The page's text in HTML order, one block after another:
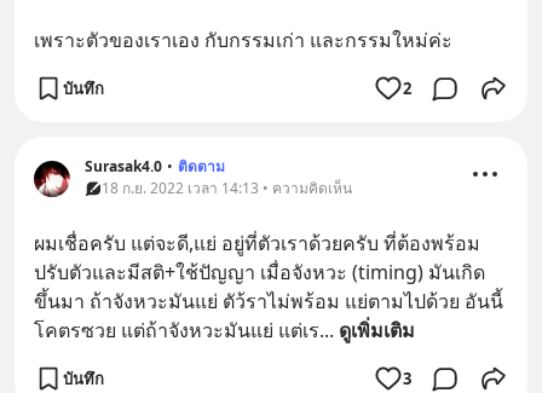
เพราะตัวของเราเอง กับกรรมเก่า และกรรมใหม่ค่ะ
บันทึก 2
Surasak4.0 • ติดตาม
18 ก.ย. 2022 เวลา 14:13 • ความคิดเห็น
ผมเชื่อครับ แต่จะดี,แย่ อยู่ที่ตัวเราด้วยครับ ที่ต้องพร้อม
ปรับตัวและมีสติ+ใช้ปัญญา เมื่อจังหวะ (timing) มันเกิด
ขึ้นมา ถ้าจังหวะมันแย่ ตัว้ราไม่พร้อม แย่ตามไปด้วย อันนี้
โคตรซวย แต่ถ้าจังหวะมันแย่ แต่เร... ดูเพิ่มเติม
บันทึก 3